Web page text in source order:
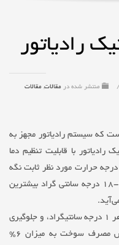
رادیاتور
/ منتشر شده در مقالات, مقالات
که سیستم رادیاتور مجهز به
با قابلیت تنظیم دما
درجه ‌حرارت مورد نظر ثابت نگه‌
دارند. و با تنظیم دمای اتاق در محدوده ۲۱-۱۸ درجه سانتی گراد بیشترین
بطور کلی طبق آزمایشات بعمل آمده، کاهش هر ۱ درجه سانتیگراد، و جلوگیری
از افزایش بی‌مورد دمای اتاق، سبب کاهش مصرف سوخت به میزان ۶%